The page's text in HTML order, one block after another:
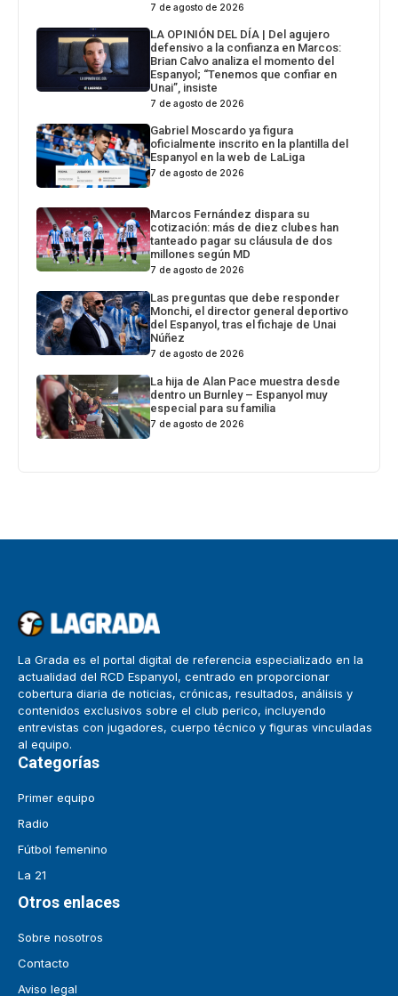
7 de agosto de 2026
LA OPINIÓN DEL DÍA | Del agujero
defensivo a la confianza en Marcos:
Brian Calvo analiza el momento del
Espanyol; “Tenemos que confiar en
Unai”, insiste
7 de agosto de 2026
Gabriel Moscardo ya figura
oficialmente inscrito en la plantilla del
Espanyol en la web de LaLiga
7 de agosto de 2026
Marcos Fernández dispara su
cotización: más de diez clubes han
tanteado pagar su cláusula de dos
millones según MD
7 de agosto de 2026
Las preguntas que debe responder
Monchi, el director general deportivo
del Espanyol, tras el fichaje de Unai
Núñez
7 de agosto de 2026
La hija de Alan Pace muestra desde
dentro un Burnley – Espanyol muy
especial para su familia
7 de agosto de 2026
La Grada es el portal digital de referencia especializado en la
actualidad del RCD Espanyol, centrado en proporcionar
cobertura diaria de noticias, crónicas, resultados, análisis y
contenidos exclusivos sobre el club perico, incluyendo
entrevistas con jugadores, cuerpo técnico y figuras vinculadas
al equipo.
Categorías
Primer equipo
Radio
Fútbol femenino
La 21
Otros enlaces
Sobre nosotros
Contacto
Aviso legal